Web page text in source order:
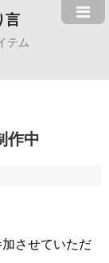
言
テム
作中
させていただ